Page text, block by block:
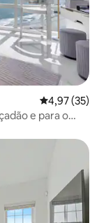
4,97 de uma
4,97 (35)
e para o